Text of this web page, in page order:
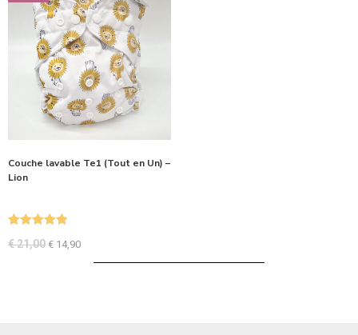
Couche lavable Te1 (Tout en Un) –
Lion
€21,00 € 14,90